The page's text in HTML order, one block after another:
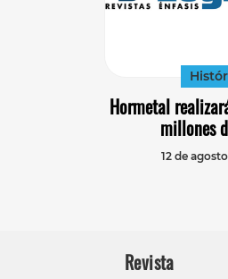
Hormetal
millones
12 de
Revista